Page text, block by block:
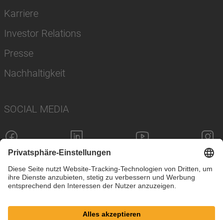
Karriere
Investor Relations
Presse
Nachhaltigkeit
SOCIAL MEDIA
Datenschutz